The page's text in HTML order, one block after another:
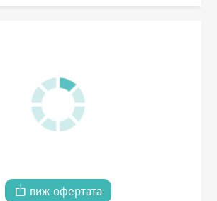
виж офертата